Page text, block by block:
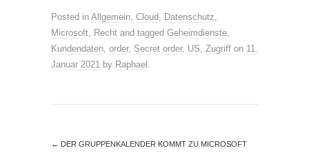
Posted in Allgemein, Cloud, Datenschutz,
Microsoft, Recht and tagged Geheimdienste,
Kundendaten, order, Secret order, US, Zugriff on 11.
Januar 2021 by Raphael .
← DER GRUPPENKALENDER KOMMT ZU MICROSOFT